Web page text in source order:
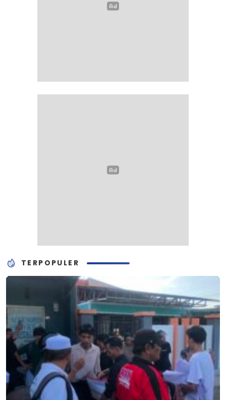
TERPOPULER